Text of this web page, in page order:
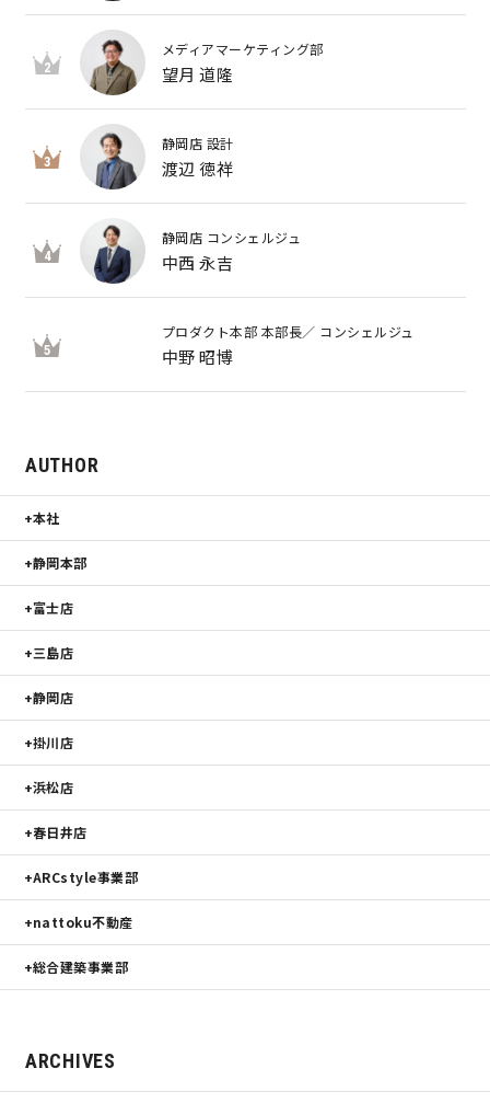
2
メディアマーケティング部
望月 道隆
3
静岡店 設計
渡辺 徳祥
4
静岡店 コンシェルジュ
中西 永吉
5
プロダクト本部 本部長／ コンシェルジュ
中野 昭博
AUTHOR
本社
静岡本部
富士店
三島店
静岡店
掛川店
浜松店
春日井店
ARCstyle事業部
nattoku不動産
総合建築事業部
ARCHIVES